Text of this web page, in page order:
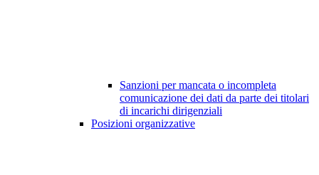
Sanzioni per mancata o incompleta
comunicazione dei dati da parte dei titolari
di incarichi dirigenziali
Posizioni organizzative